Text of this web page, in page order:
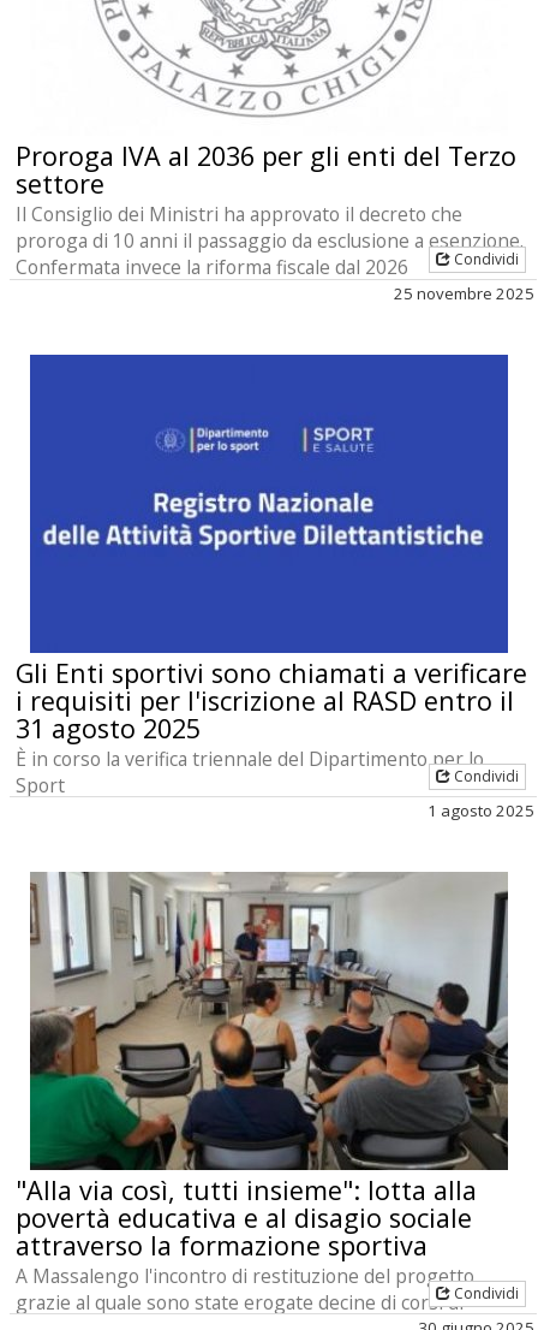
Proroga IVA al 2036 per gli enti del Terzo
settore
Il Consiglio dei Ministri ha approvato il decreto che
proroga di 10 anni il passaggio da esclusione a esenzione.
Confermata invece la riforma fiscale dal 2026
Condividi
25 novembre 2025
Gli Enti sportivi sono chiamati a verificare
i requisiti per l'iscrizione al RASD entro il
31 agosto 2025
È in corso la verifica triennale del Dipartimento per lo
Sport
Condividi
1 agosto 2025
"Alla via così, tutti insieme": lotta alla
povertà educativa e al disagio sociale
attraverso la formazione sportiva
A Massalengo l'incontro di restituzione del progetto
grazie al quale sono state erogate decine di corsi diCondividi